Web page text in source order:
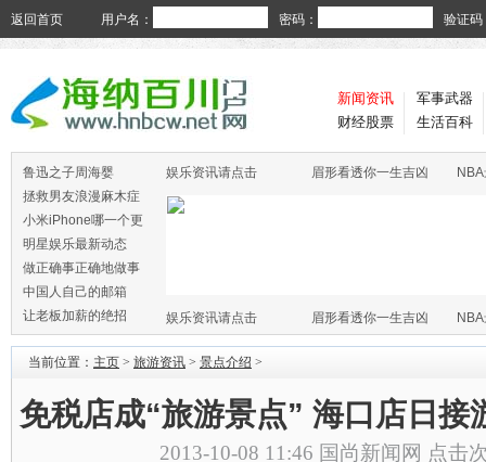
返回首页 用户名： 密码： 验证码
新闻资讯
财经股票
军事武器
生活百科
鲁迅之子周海婴
拯救男友浪漫麻木症
小米iPhone哪一个更
火
明星娱乐最新动态
做正确事正确地做事
中国人自己的邮箱
让老板加薪的绝招
娱乐资讯请点击 眉形看透你一生吉凶
娱乐资讯请点击 眉形看透你一生吉凶
当前位置： 主页 > 旅游资讯 > 景点介绍 >
免税店成“旅游景点” 海口店日接
2013-10-08 11:46 国尚新闻网 点击